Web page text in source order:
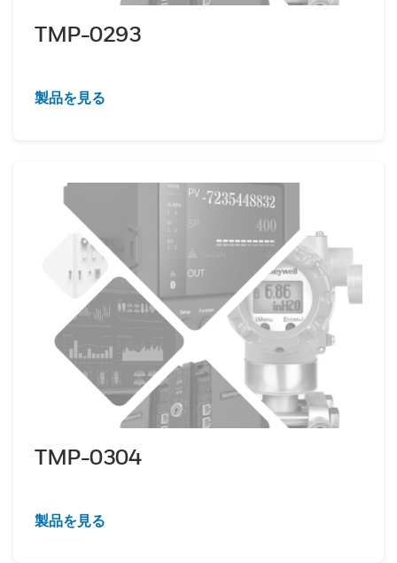
TMP-0293
製品を見る
TMP-0304
製品を見る